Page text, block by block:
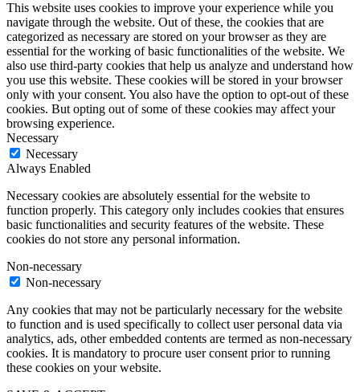
This website uses cookies to improve your experience while you
navigate through the website. Out of these, the cookies that are
categorized as necessary are stored on your browser as they are
essential for the working of basic functionalities of the website. We
also use third-party cookies that help us analyze and understand how
you use this website. These cookies will be stored in your browser
only with your consent. You also have the option to opt-out of these
cookies. But opting out of some of these cookies may affect your
browsing experience.
Necessary
Necessary
Always Enabled
Necessary cookies are absolutely essential for the website to
function properly. This category only includes cookies that ensures
basic functionalities and security features of the website. These
cookies do not store any personal information.
Non-necessary
Non-necessary
Any cookies that may not be particularly necessary for the website
to function and is used specifically to collect user personal data via
analytics, ads, other embedded contents are termed as non-necessary
cookies. It is mandatory to procure user consent prior to running
these cookies on your website.